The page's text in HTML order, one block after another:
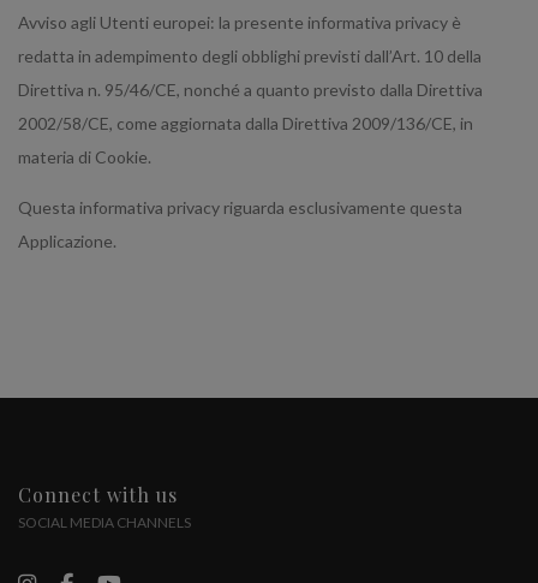
Avviso agli Utenti europei: la presente informativa privacy è
redatta in adempimento degli obblighi previsti dall’Art. 10 della
Direttiva n. 95/46/CE, nonché a quanto previsto dalla Direttiva
2002/58/CE, come aggiornata dalla Direttiva 2009/136/CE, in
materia di Cookie.
Questa informativa privacy riguarda esclusivamente questa
Applicazione.
Connect with us
SOCIAL MEDIA CHANNELS